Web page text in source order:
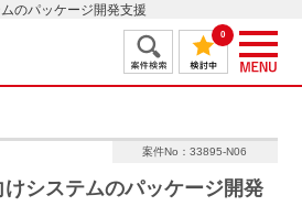
のパッケージ開発支援
0
案件No：33895-N06
けシステムのパッケージ開発